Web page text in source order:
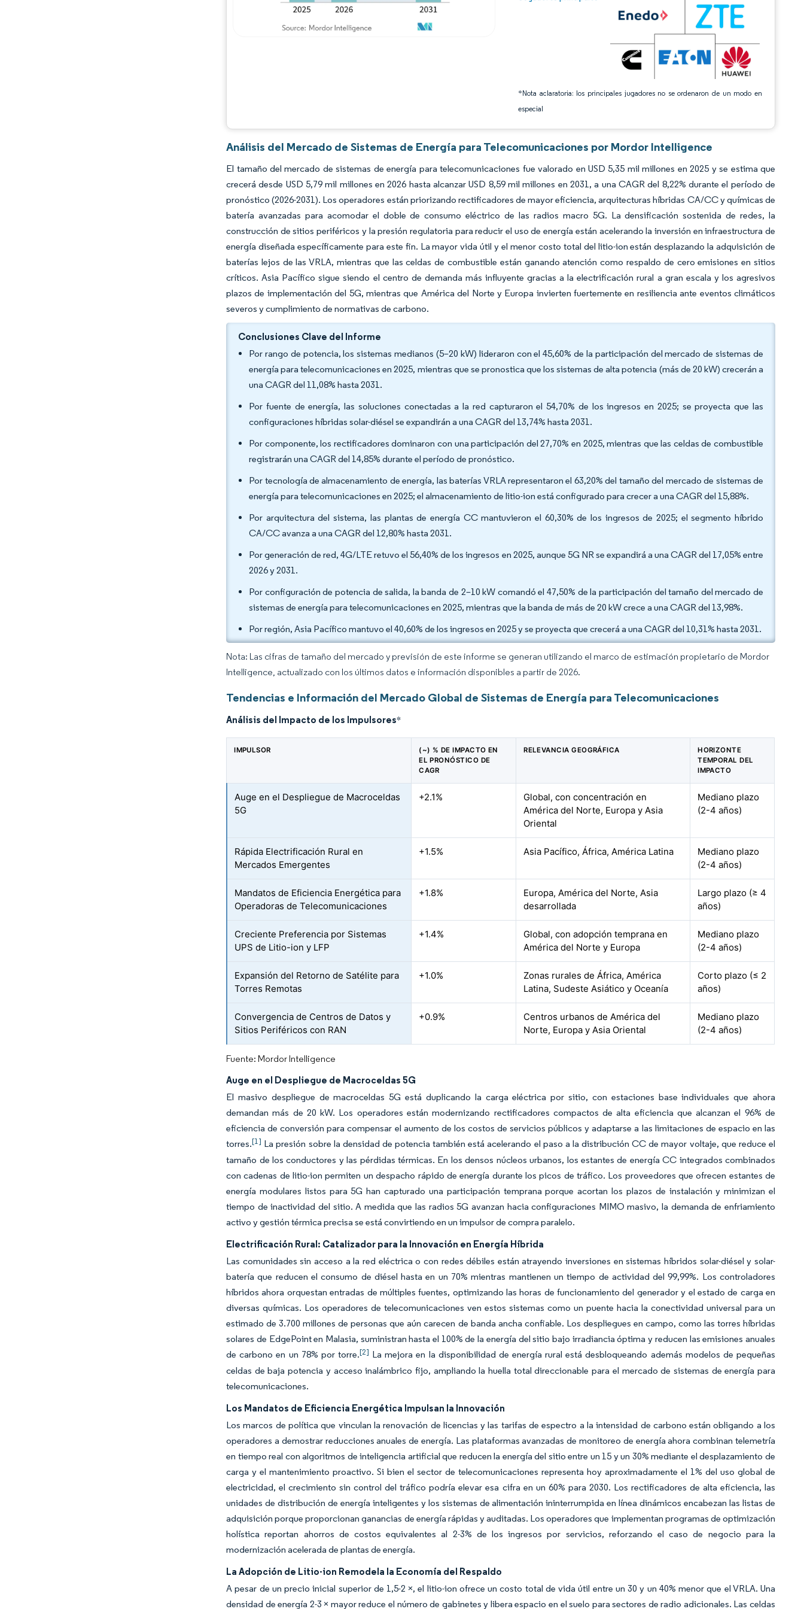
*Nota aclaratoria: los principales jugadores no se ordenaron de un modo en
especial
Análisis del Mercado de Sistemas de Energía para Telecomunicaciones por Mordor Intelligence
El tamaño del mercado de sistemas de energía para telecomunicaciones fue valorado en USD 5,35 mil millones en 2025 y se estima que
crecerá desde USD 5,79 mil millones en 2026 hasta alcanzar USD 8,59 mil millones en 2031, a una CAGR del 8,22% durante el período de
pronóstico (2026-2031). Los operadores están priorizando rectificadores de mayor eficiencia, arquitecturas híbridas CA/CC y químicas de
batería avanzadas para acomodar el doble de consumo eléctrico de las radios macro 5G. La densificación sostenida de redes, la
construcción de sitios periféricos y la presión regulatoria para reducir el uso de energía están acelerando la inversión en infraestructura de
energía diseñada específicamente para este fin. La mayor vida útil y el menor costo total del litio-ion están desplazando la adquisición de
baterías lejos de las VRLA, mientras que las celdas de combustible están ganando atención como respaldo de cero emisiones en sitios
críticos. Asia Pacífico sigue siendo el centro de demanda más influyente gracias a la electrificación rural a gran escala y los agresivos
plazos de implementación del 5G, mientras que América del Norte y Europa invierten fuertemente en resiliencia ante eventos climáticos
severos y cumplimiento de normativas de carbono.
Conclusiones Clave del Informe
Por rango de potencia, los sistemas medianos (5–20 kW) lideraron con el 45,60% de la participación del mercado de sistemas de
energía para telecomunicaciones en 2025, mientras que se pronostica que los sistemas de alta potencia (más de 20 kW) crecerán a
una CAGR del 11,08% hasta 2031.
Por fuente de energía, las soluciones conectadas a la red capturaron el 54,70% de los ingresos en 2025; se proyecta que las
configuraciones híbridas solar-diésel se expandirán a una CAGR del 13,74% hasta 2031.
Por componente, los rectificadores dominaron con una participación del 27,70% en 2025, mientras que las celdas de combustible
registrarán una CAGR del 14,85% durante el período de pronóstico.
Por tecnología de almacenamiento de energía, las baterías VRLA representaron el 63,20% del tamaño del mercado de sistemas de
energía para telecomunicaciones en 2025; el almacenamiento de litio-ion está configurado para crecer a una CAGR del 15,88%.
Por arquitectura del sistema, las plantas de energía CC mantuvieron el 60,30% de los ingresos de 2025; el segmento híbrido
CA/CC avanza a una CAGR del 12,80% hasta 2031.
Por generación de red, 4G/LTE retuvo el 56,40% de los ingresos en 2025, aunque 5G NR se expandirá a una CAGR del 17,05% entre
2026 y 2031.
Por configuración de potencia de salida, la banda de 2–10 kW comandó el 47,50% de la participación del tamaño del mercado de
sistemas de energía para telecomunicaciones en 2025, mientras que la banda de más de 20 kW crece a una CAGR del 13,98%.
Por región, Asia Pacífico mantuvo el 40,60% de los ingresos en 2025 y se proyecta que crecerá a una CAGR del 10,31% hasta 2031.
Nota: Las cifras de tamaño del mercado y previsión de este informe se generan utilizando el marco de estimación propietario de Mordor
Intelligence, actualizado con los últimos datos e información disponibles a partir de 2026.
Tendencias e Información del Mercado Global de Sistemas de Energía para Telecomunicaciones
Análisis del Impacto de los Impulsores*
IMPULSOR
(~) % DE IMPACTO EN
EL PRONÓSTICO DE
CAGR
RELEVANCIA GEOGRÁFICA
HORIZONTE
TEMPORAL DEL
IMPACTO
Auge en el Despliegue de Macroceldas
5G
+2.1%
Global, con concentración en
América del Norte, Europa y Asia
Oriental
Mediano plazo
(2-4 años)
Rápida Electrificación Rural en
Mercados Emergentes
+1.5% Asia Pacífico, África, América Latina
Mediano plazo
(2-4 años)
Mandatos de Eficiencia Energética para
Operadoras de Telecomunicaciones
+1.8%
Europa, América del Norte, Asia
desarrollada
Largo plazo (≥ 4
años)
Creciente Preferencia por Sistemas
UPS de Litio-ion y LFP
+1.4%
Global, con adopción temprana en
América del Norte y Europa
Mediano plazo
(2-4 años)
Expansión del Retorno de Satélite para
Torres Remotas
+1.0%
Zonas rurales de África, América
Latina, Sudeste Asiático y Oceanía
Corto plazo (≤ 2
años)
Convergencia de Centros de Datos y
Sitios Periféricos con RAN
+0.9%
Centros urbanos de América del
Norte, Europa y Asia Oriental
Mediano plazo
(2-4 años)
Fuente: Mordor Intelligence
Auge en el Despliegue de Macroceldas 5G
El masivo despliegue de macroceldas 5G está duplicando la carga eléctrica por sitio, con estaciones base individuales que ahora
demandan más de 20 kW. Los operadores están modernizando rectificadores compactos de alta eficiencia que alcanzan el 96% de
eficiencia de conversión para compensar el aumento de los costos de servicios públicos y adaptarse a las limitaciones de espacio en las
torres.[1] La presión sobre la densidad de potencia también está acelerando el paso a la distribución CC de mayor voltaje, que reduce el
tamaño de los conductores y las pérdidas térmicas. En los densos núcleos urbanos, los estantes de energía CC integrados combinados
con cadenas de litio-ion permiten un despacho rápido de energía durante los picos de tráfico. Los proveedores que ofrecen estantes de
energía modulares listos para 5G han capturado una participación temprana porque acortan los plazos de instalación y minimizan el
tiempo de inactividad del sitio. A medida que las radios 5G avanzan hacia configuraciones MIMO masivo, la demanda de enfriamiento
activo y gestión térmica precisa se está convirtiendo en un impulsor de compra paralelo.
Electrificación Rural: Catalizador para la Innovación en Energía Híbrida
Las comunidades sin acceso a la red eléctrica o con redes débiles están atrayendo inversiones en sistemas híbridos solar-diésel y solar-
batería que reducen el consumo de diésel hasta en un 70% mientras mantienen un tiempo de actividad del 99,99%. Los controladores
híbridos ahora orquestan entradas de múltiples fuentes, optimizando las horas de funcionamiento del generador y el estado de carga en
diversas químicas. Los operadores de telecomunicaciones ven estos sistemas como un puente hacia la conectividad universal para un
estimado de 3.700 millones de personas que aún carecen de banda ancha confiable. Los despliegues en campo, como las torres híbridas
solares de EdgePoint en Malasia, suministran hasta el 100% de la energía del sitio bajo irradiancia óptima y reducen las emisiones anuales
de carbono en un 78% por torre.[2] La mejora en la disponibilidad de energía rural está desbloqueando además modelos de pequeñas
celdas de baja potencia y acceso inalámbrico fijo, ampliando la huella total direccionable para el mercado de sistemas de energía para
telecomunicaciones.
Los Mandatos de Eficiencia Energética Impulsan la Innovación
Los marcos de política que vinculan la renovación de licencias y las tarifas de espectro a la intensidad de carbono están obligando a los
operadores a demostrar reducciones anuales de energía. Las plataformas avanzadas de monitoreo de energía ahora combinan telemetría
en tiempo real con algoritmos de inteligencia artificial que reducen la energía del sitio entre un 15 y un 30% mediante el desplazamiento de
carga y el mantenimiento proactivo. Si bien el sector de telecomunicaciones representa hoy aproximadamente el 1% del uso global de
electricidad, el crecimiento sin control del tráfico podría elevar esa cifra en un 60% para 2030. Los rectificadores de alta eficiencia, las
unidades de distribución de energía inteligentes y los sistemas de alimentación ininterrumpida en línea dinámicos encabezan las listas de
adquisición porque proporcionan ganancias de energía rápidas y auditadas. Los operadores que implementan programas de optimización
holística reportan ahorros de costos equivalentes al 2-3% de los ingresos por servicios, reforzando el caso de negocio para la
modernización acelerada de plantas de energía.
La Adopción de Litio-ion Remodela la Economía del Respaldo
A pesar de un precio inicial superior de 1,5-2 ×, el litio-ion ofrece un costo total de vida útil entre un 30 y un 40% menor que el VRLA. Una
densidad de energía 2-3 × mayor reduce el número de gabinetes y libera espacio en el suelo para sectores de radio adicionales. Las celdas